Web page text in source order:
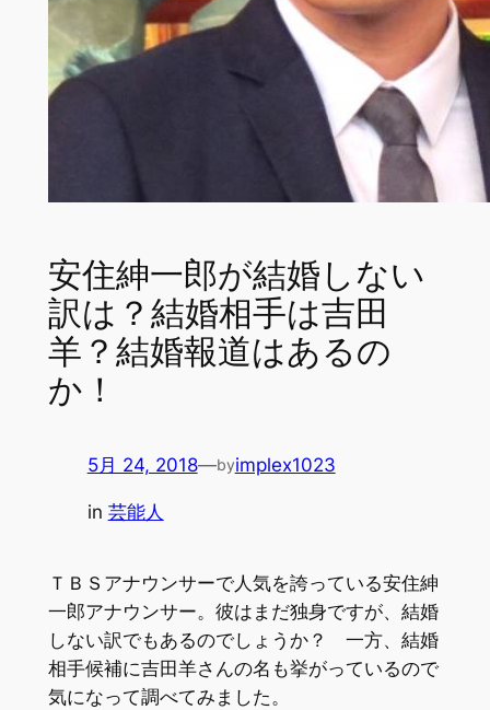
安住紳一郎が結婚しない
訳は？結婚相手は吉田
羊？結婚報道はあるの
か！
5月 24, 2018—byimplex1023
in 芸能人
ＴＢＳアナウンサーで人気を誇っている安住紳
一郎アナウンサー。彼はまだ独身ですが、結婚
しない訳でもあるのでしょうか？ 一方、結婚
相手候補に吉田羊さんの名も挙がっているので
気になって調べてみました。